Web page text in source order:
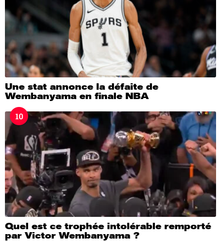
Une stat annonce la défaite de
Wembanyama en finale NBA
10
Quel est ce trophée intolérable remporté
par Victor Wembanyama ?